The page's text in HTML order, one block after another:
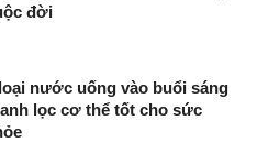
đời
nước uống vào buổi sáng
lọc cơ thể tốt cho sức